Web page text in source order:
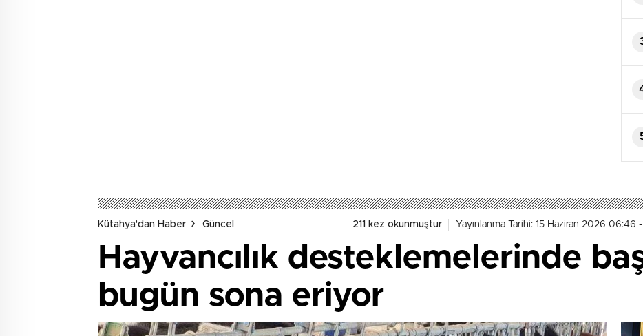
Kütahya'dan Haber Güncel 211 kez okunmuştur Yayınlanma Tarihi: 15 Haziran 2026 06:46
Hayvancılık desteklemelerinde
bugün sona eriyor